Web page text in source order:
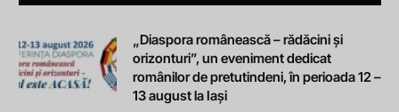
„Diaspora românească – rădăcini și
orizonturi”, un eveniment dedicat
românilor de pretutindeni, în perioada 12 –
13 august la Iași